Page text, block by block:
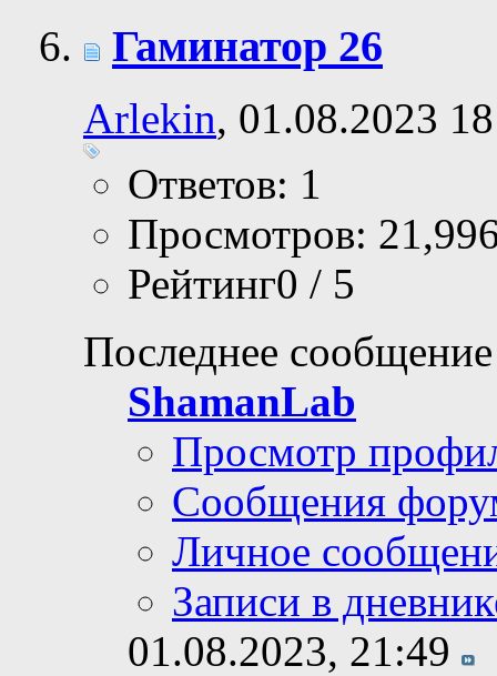
Гаминатор 26
Arlekin, 01.08.2023
Ответов: 1
Просмотров:
Рейтинг0 / 5
Последнее
ShamanLab
Просмотр
Сообщения
Личное
Записи в
01.08.2023, 21:49